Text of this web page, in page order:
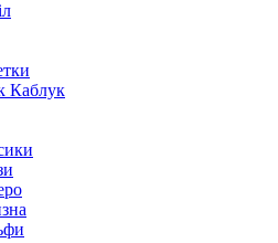
Каблук